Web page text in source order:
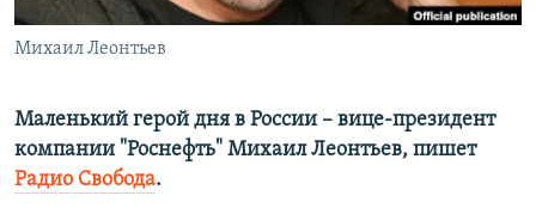
УКРАИНСКАЯ ПРОБЛЕМА КРЫМА
Все сайты RFE/RL
Михаил Леонтьев
Маленький герой дня в России – вице-президент
компании "Роснефть" Михаил Леонтьев, пишет
Радио Свобода.